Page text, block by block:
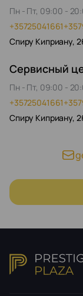
Пн - Пт, 09:00 -
+35725041661
Спиру Киприану,
Сервисный
Пн - Пт, 09:00 -
+35725041661
Спиру Киприану,